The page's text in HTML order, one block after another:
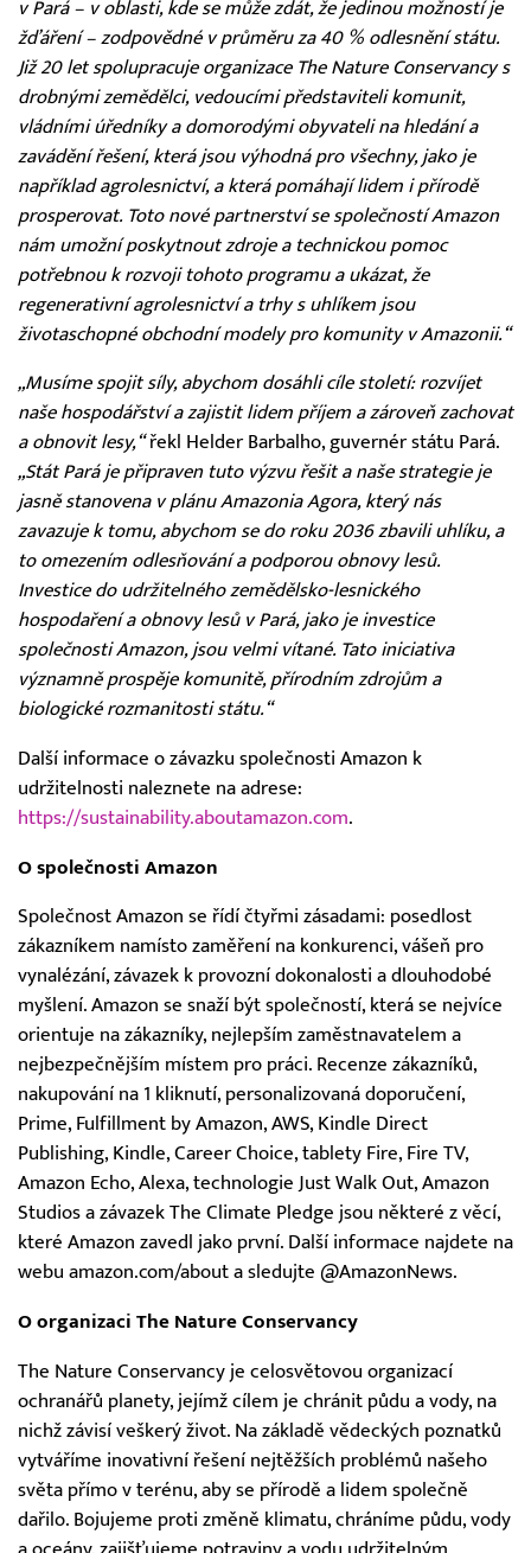
v Pará – v oblasti, kde se může zdát, že jedinou možností je
žďáření – zodpovědné v průměru za 40 % odlesnění státu.
Již 20 let spolupracuje organizace The Nature Conservancy s
drobnými zemědělci, vedoucími představiteli komunit,
vládními úředníky a domorodými obyvateli na hledání a
zavádění řešení, která jsou výhodná pro všechny, jako je
například agrolesnictví, a která pomáhají lidem i přírodě
prosperovat. Toto nové partnerství se společností Amazon
nám umožní poskytnout zdroje a technickou pomoc
potřebnou k rozvoji tohoto programu a ukázat, že
regenerativní agrolesnictví a trhy s uhlíkem jsou
životaschopné obchodní modely pro komunity v Amazonii.“
„Musíme spojit síly, abychom dosáhli cíle století: rozvíjet
naše hospodářství a zajistit lidem příjem a zároveň zachovat
a obnovit lesy,“řekl Helder Barbalho, guvernér státu Pará.
„Stát Pará je připraven tuto výzvu řešit a naše strategie je
jasně stanovena v plánu Amazonia Agora, který nás
zavazuje k tomu, abychom se do roku 2036 zbavili uhlíku, a
to omezením odlesňování a podporou obnovy lesů.
Investice do udržitelného zemědělsko-lesnického
hospodaření a obnovy lesů v Pará, jako je investice
společnosti Amazon, jsou velmi vítané. Tato iniciativa
významně prospěje komunitě, přírodním zdrojům a
biologické rozmanitosti státu.“
Další informace o závazku společnosti Amazon k
udržitelnosti naleznete na adrese:
https://sustainability.aboutamazon.com.
O společnosti Amazon
Společnost Amazon se řídí čtyřmi zásadami: posedlost
zákazníkem namísto zaměření na konkurenci, vášeň pro
vynalézání, závazek k provozní dokonalosti a dlouhodobé
myšlení. Amazon se snaží být společností, která se nejvíce
orientuje na zákazníky, nejlepším zaměstnavatelem a
nejbezpečnějším místem pro práci. Recenze zákazníků,
nakupování na 1 kliknutí, personalizovaná doporučení,
Prime, Fulfillment by Amazon, AWS, Kindle Direct
Publishing, Kindle, Career Choice, tablety Fire, Fire TV,
Amazon Echo, Alexa, technologie Just Walk Out, Amazon
Studios a závazek The Climate Pledge jsou některé z věcí,
které Amazon zavedl jako první. Další informace najdete na
webu amazon.com/about a sledujte @AmazonNews.
O organizaci The Nature Conservancy
The Nature Conservancy je celosvětovou organizací
ochranářů planety, jejímž cílem je chránit půdu a vody, na
nichž závisí veškerý život. Na základě vědeckých poznatků
vytváříme inovativní řešení nejtěžších problémů našeho
světa přímo v terénu, aby se přírodě a lidem společně
dařilo. Bojujeme proti změně klimatu, chráníme půdu, vody